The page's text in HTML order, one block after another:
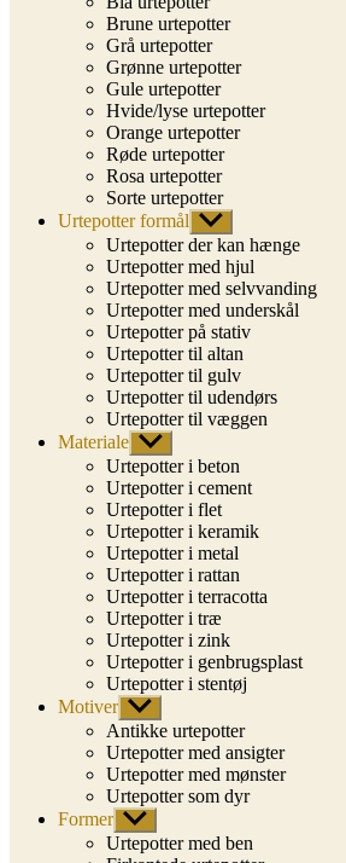
Brune urtepotter
Grå urtepotter
Grønne urtepotter
Gule urtepotter
Hvide/lyse urtepotter
Orange urtepotter
Røde urtepotter
Rosa urtepotter
Sorte urtepotter
Urtepotter formål Vis
undermenu
Urtepotter der kan hænge
Urtepotter med hjul
Urtepotter med selvvanding
Urtepotter med underskål
Urtepotter på stativ
Urtepotter til altan
Urtepotter til gulv
Urtepotter til udendørs
Urtepotter til væggen
Materiale Vis
undermenu
Urtepotter i beton
Urtepotter i cement
Urtepotter i flet
Urtepotter i keramik
Urtepotter i metal
Urtepotter i rattan
Urtepotter i terracotta
Urtepotter i træ
Urtepotter i zink
Urtepotter i genbrugsplast
Urtepotter i stentøj
Motiver Vis
undermenu
Antikke urtepotter
Urtepotter med ansigter
Urtepotter med mønster
Urtepotter som dyr
Former Vis
undermenu
Urtepotter med ben